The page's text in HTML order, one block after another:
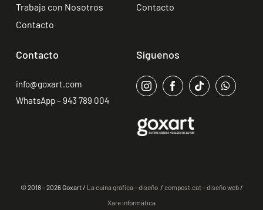
Trabaja con Nosotros
Contacto
Contacto
Contacto
info@goxart.com
WhatsApp – 943 789 004
Síguenos
© 2018 – 2026 Goxart / La cuina gràfica – diseño / compost.cat – diseño web/
Xare informática